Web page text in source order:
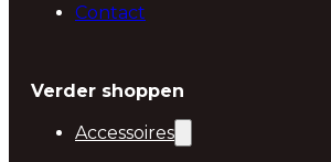
Contact
Verder shoppen
Accessoires